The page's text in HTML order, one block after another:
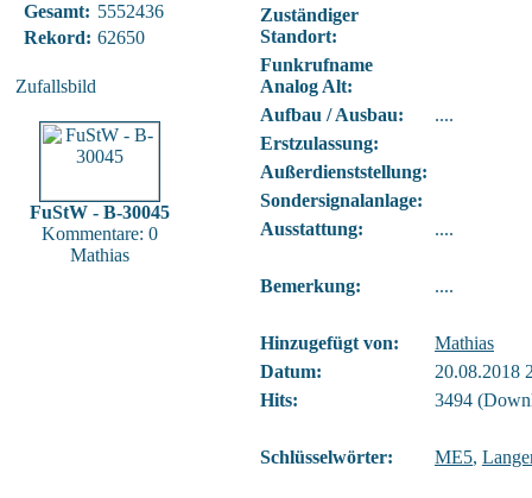
Gesamt: 5552436
Rekord: 62650
Zufallsbild
FuStW - B-30045
Kommentare: 0
Mathias
Zuständiger
Standort:
Funkrufname
Analog Alt:
Aufbau / Ausbau:
....
Erstzulassung:
Außerdienststellung:
Sondersignalanlage:
Ausstattung:
....
Bemerkung: ....
Hinzugefügt von:
Mathias
Datum:
20.08.2018
Hits:
3494
Schlüsselwörter: ME5,